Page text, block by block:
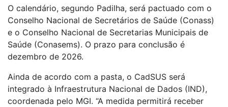
O calendário, segundo Padilha, será pactuado com o
Conselho Nacional de Secretários de Saúde (Conass)
e o Conselho Nacional de Secretarias Municipais de
Saúde (Conasems). O prazo para conclusão é
dezembro de 2026.
Ainda de acordo com a pasta, o CadSUS será
integrado à Infraestrutura Nacional de Dados (IND),
coordenada pelo MGI. “A medida permitirá receber